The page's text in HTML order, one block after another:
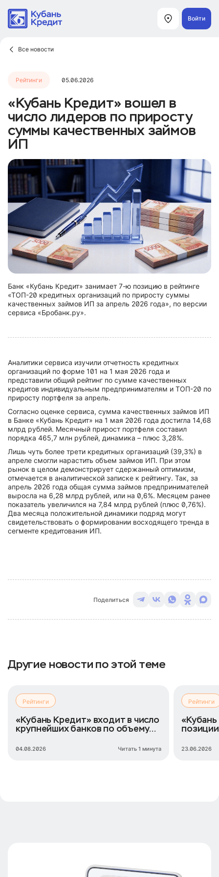
Войти
Все новости
Рейтинги 05.06.2026
«Кубань Кредит» вошел в
число лидеров по приросту
суммы качественных займов
ИП
Банк «Кубань Кредит» занимает 7-ю позицию в рейтинге
«ТОП-20 кредитных организаций по приросту суммы
качественных займов ИП за апрель 2026 года», по версии
сервиса «Бробанк.ру».
Аналитики сервиса изучили отчетность кредитных
организаций по форме 101 на 1 мая 2026 года и
представили общий рейтинг по сумме качественных
кредитов индивидуальным предпринимателям и ТОП-20 по
приросту портфеля за апрель.
Согласно оценке сервиса, сумма качественных займов ИП
в Банке «Кубань Кредит» на 1 мая 2026 года достигла 14,68
млрд рублей. Месячный прирост портфеля составил
порядка 465,7 млн рублей, динамика – плюс 3,28%.
Лишь чуть более трети кредитных организаций (39,3%) в
апреле смогли нарастить объем займов ИП. При этом
рынок в целом демонстрирует сдержанный оптимизм,
отмечается в аналитической записке к рейтингу. Так, за
апрель 2026 года общая сумма займов предпринимателей
выросла на 6,28 млрд рублей, или на 0,6%. Месяцем ранее
показатель увеличился на 7,84 млрд рублей (плюс 0,76%).
Два месяца положительной динамики подряд могут
свидетельствовать о формировании восходящего тренда в
сегменте кредитования ИП.
Поделиться
Другие новости по этой теме
Рейтинги
«Кубань Кредит» входит в число
крупнейших банков по объему
04.08.2026 Читать 1 минута
Рейтинги
23.06.2026